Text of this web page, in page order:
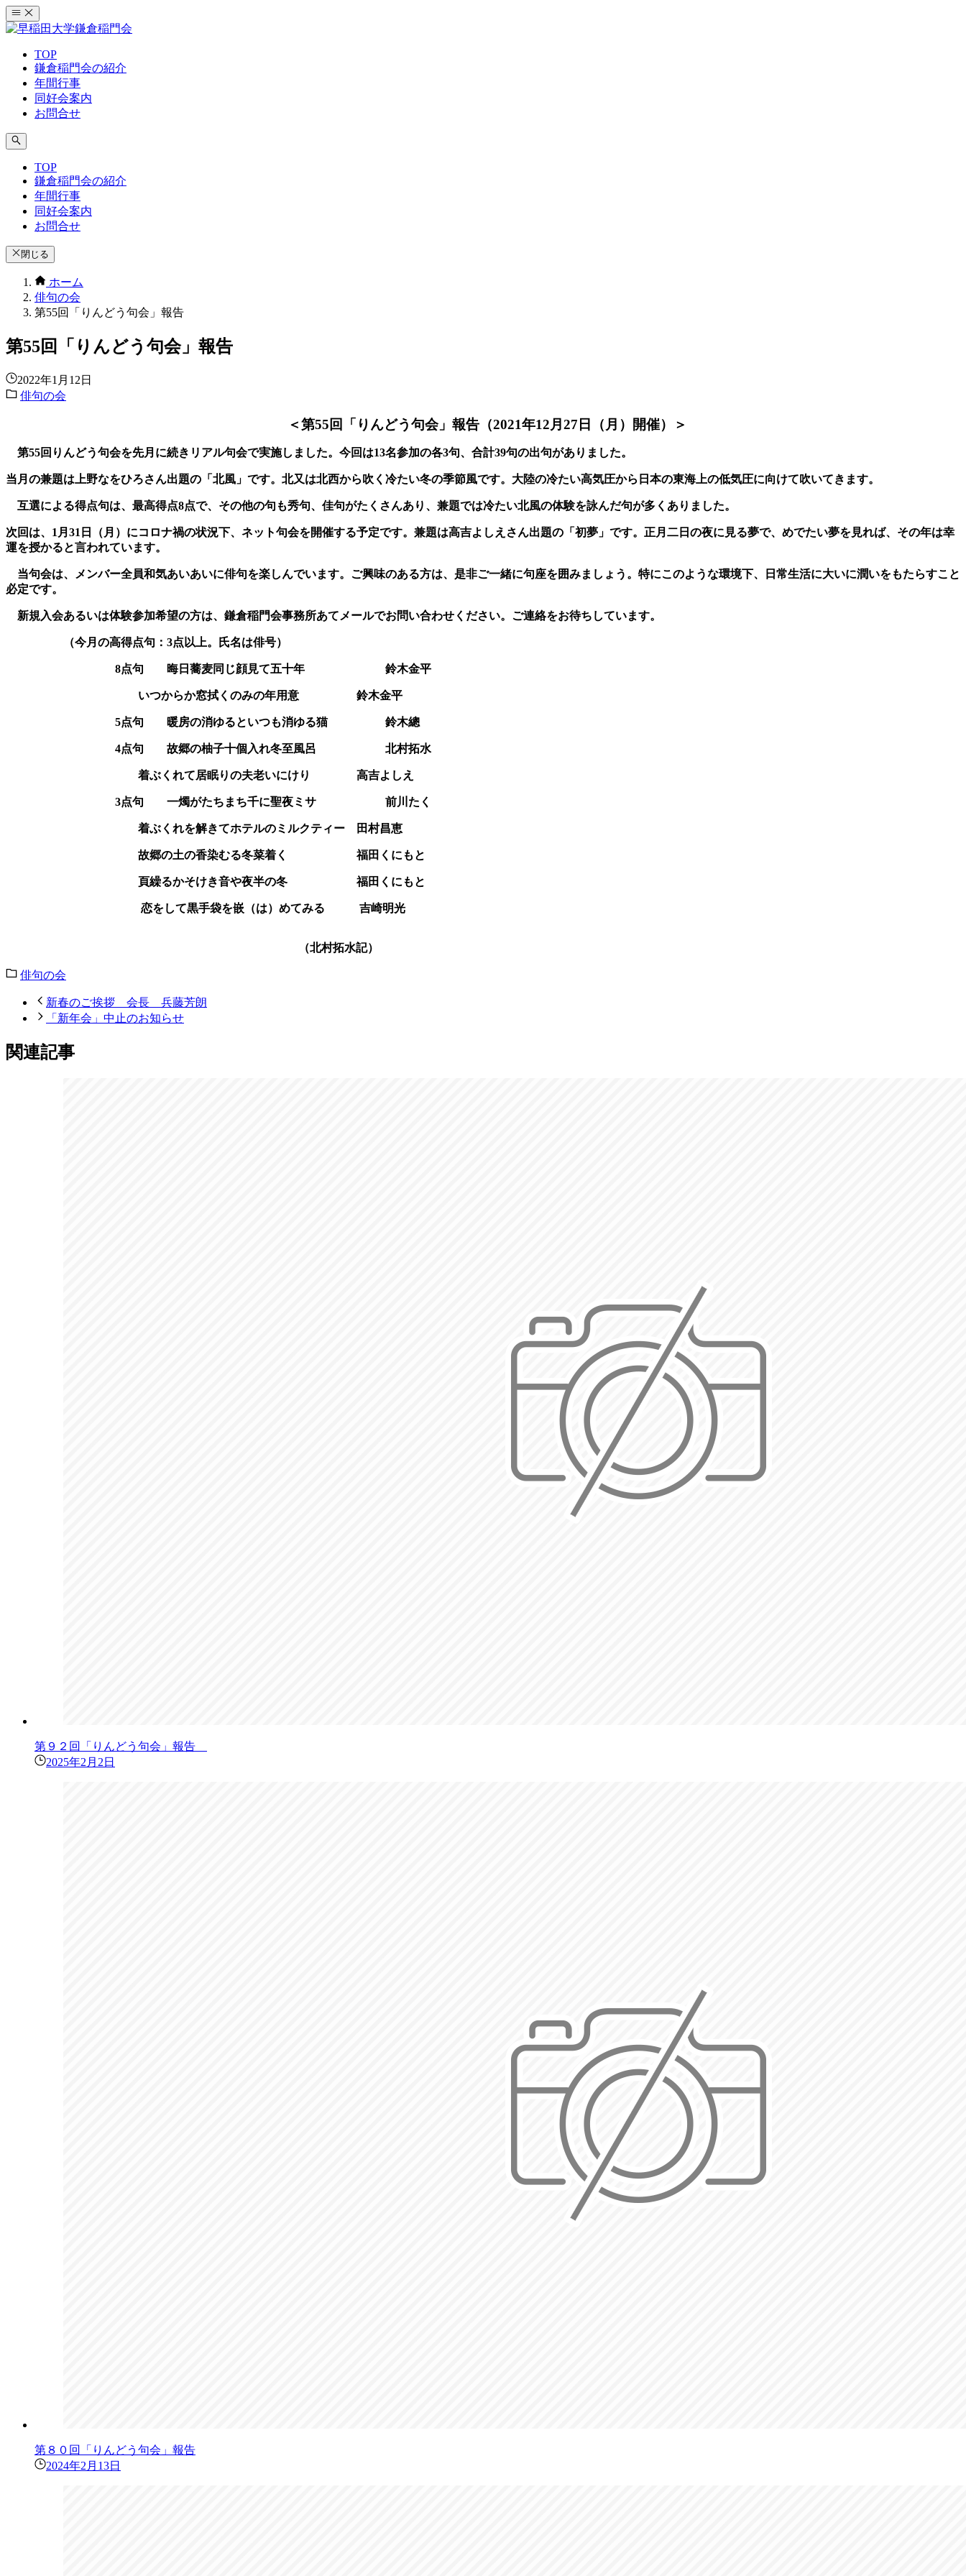
コ
ン
ッ
プ
TOP
鎌倉稲門会の紹介
年間行事
同好会案内
お問合せ
TOP
鎌倉稲門会の紹介
年間行事
同好会案内
お問合せ
閉じる
ホーム
俳句の会
第55回「りんどう句会」報告
第55回「りんどう句会」報告
2022年1月12日
俳句の会
＜第55回「りんどう句会」報告（2021年12月27 日（月）開催）＞
第55回りんどう句会を先月に続きリアル句会で実施しました。今回は13名参加の各3句、合計39句の出句がありました。
当月の兼題は上野なをひろさん出題の「北風」です。北又は北西から吹く冷たい冬の季節風です。大陸の冷たい高気圧から日本の東海上の低気圧に向けて吹いてきます。
互選による得点句は、最高得点8点で、その他の句も秀句、佳句がたくさんあり、兼題では冷たい北風の体験を詠んだ句が多くありました。
次回は、 1 月 31 日（月）にコロナ禍の状況下、ネット句会を開催する予定です。 兼題は高吉よしえさん出題の「初夢」です。正月二日の夜に見る夢で、めでたい夢を見れば、その年は幸
運を授かると言われています。
当句会は、メンバー全員和気あいあいに俳句を楽しんでいます。ご興味のある方は、是非ご一緒に句座を囲みましょう。特にこのような環境下、日常生活に大いに潤いをもたらすこと
必定です。
新規入会あるいは体験参加希望の方は、鎌倉稲門会事務所あてメールでお問い合わせください。ご連絡をお待ちしています。
（今月の高得点句： 3点以上。氏名は俳号）
8点句 晦日蕎麦同じ顔見て五十年 鈴木金平
いつからか窓拭くのみの年用意 鈴木金平
5点句 暖房の消ゆるといつも消ゆる猫 鈴木總
4点句 故郷の柚子十個入れ冬至風呂 北村拓水
着ぶくれて居眠りの夫老いにけり 高吉よしえ
3点句 一燭がたちまち千に聖夜ミサ 前川たく
着ぶくれを解きてホテルのミルクティー 田村昌恵
故郷の土の香染むる冬菜着く 福田くにもと
頁繰るかそけき音や夜半の冬 福田くにもと
恋をして黒手袋を嵌（は）めてみる 吉崎明光
（北村拓水記）
俳句の会
新春のご挨拶 会長 兵藤芳朗
「新年会」中止のお知らせ
関連記事
第９２回「りんどう句会」報告
2025年2月2日
第８０回「りんどう句会」報告
2024年2月13日